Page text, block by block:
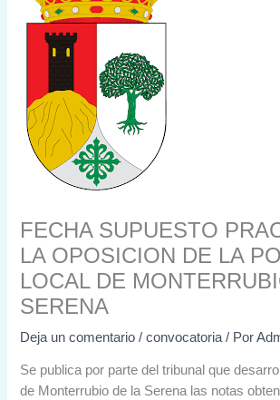
FECHA SUPUESTO
LA OPOSICION DE LA
LOCAL DE
SERENA
Deja un comentario /convocatoria / Por
Se publica por parte del tribunal que
de Monterrubio de la Serena las notas